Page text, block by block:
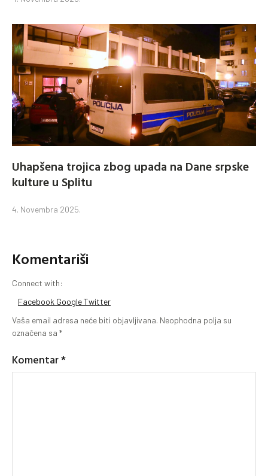
Uhapšena trojica zbog upada na Dane srpske
kulture u Splitu
4. Novembra 2025.
Komentariši
Connect with:
Facebook GoogleTwitter
Vaša email adresa neće biti objavljivana. Neophodna polja su
označena sa *
Komentar*